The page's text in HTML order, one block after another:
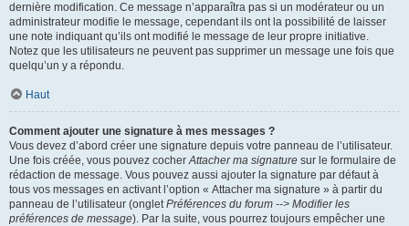
dernière modification. Ce message n’apparaîtra pas si un modérateur ou un
administrateur modifie le message, cependant ils ont la possibilité de laisser
une note indiquant qu’ils ont modifié le message de leur propre initiative.
Notez que les utilisateurs ne peuvent pas supprimer un message une fois que
quelqu’un y a répondu.
Haut
Comment ajouter une signature à mes messages ?
Vous devez d’abord créer une signature depuis votre panneau de l’utilisateur.
Une fois créée, vous pouvez cocherAttacher ma signature sur le formulaire de
rédaction de message. Vous pouvez aussi ajouter la signature par défaut à
tous vos messages en activant l’option « Attacher ma signature » à partir du
panneau de l’utilisateur (ongletPréférences du forum --> Modifier les
préférences de message). Par la suite, vous pourrez toujours empêcher une